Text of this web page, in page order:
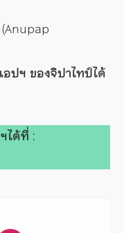
ปฯ ของจิปาไทป์ได้
ได้ที่ :